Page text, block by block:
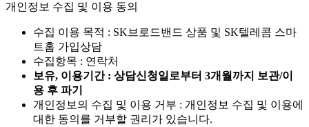
개인정보 수집 및 이용 동의
수집 이용 목적 : SK브로드밴드 상품 및 SK텔레콤 스마
트홈 가입상담
수집항목 : 연락처
보유, 이용기간 : 상담신청일로부터 3개월까지 보관/이
용 후 파기
개인정보의 수집 및 이용 거부 : 개인정보 수집 및 이용에
대한 동의를 거부할 권리가 있습니다.